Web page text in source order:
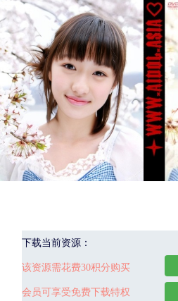
下载当前资源：
该资源需花费30积分购买
会员可享受免费下载特权